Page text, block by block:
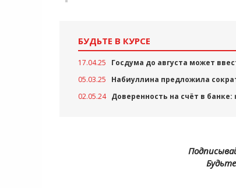
БУДЬТЕ В КУРСЕ
17.04.25
Госдума до августа может
05.03.25
Набиуллина предложила
02.05.24 Доверенность на счёт в